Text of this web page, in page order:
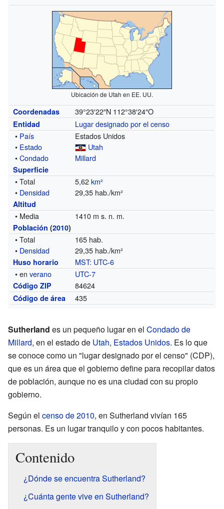
Ubicación de Utah en EE. UU.
Coordenadas 39°23′22″N 112°38′24″O
Entidad
Lugar designado por el censo
• País
Estados Unidos
• Estado
Utah
•Condado Millard
Superficie
• Total 5,62km²
• Densidad 29,35 hab./km²
Altitud
• Media 1410 m s. n. m.
Población (2010)
• Total
165 hab.
• Densidad 29,35 hab./km²
Huso horario MST: UTC-6
• enverano UTC-7
Código ZIP 84624
Código de área 435
Sutherland es un pequeño lugar en el Condado de
Millard, en el estado de Utah, Estados Unidos. Es lo que
se conoce como un "lugar designado por el censo" (CDP),
que es un área que el gobierno define para recopilar datos
de población, aunque no es una ciudad con su propio
gobierno.
Según el censo de 2010, en Sutherland vivían 165
personas. Es un lugar tranquilo y con pocos habitantes.
Contenido
¿Dónde se encuentra Sutherland?
¿Cuánta gente vive en Sutherland?